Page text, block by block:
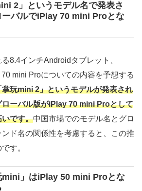
2」というモデル名で発表さ
ーバルでiPlay 70 mini Proとな
8.4インチAndroidタブレット、
mini Proについての内容を予想する
玩mini 2」というモデルが発表され
ローバル版がiPlay 70 mini Proとして
いです。中国市場でのモデル名とグロ
ド名の関係性を考慮すると、この推
す。
mini」はiPlay 50 mini Proとな